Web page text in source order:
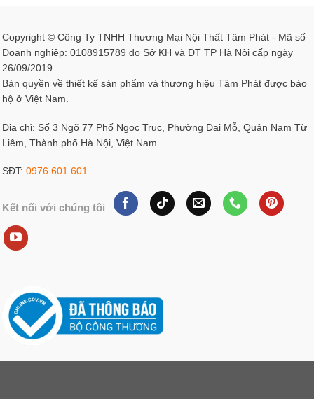
Copyright © Công Ty TNHH Thương Mại Nội Thất Tâm Phát - Mã số
Doanh nghiệp: 0108915789 do Sở KH và ĐT TP Hà Nội cấp ngày
26/09/2019
Bản quyền về thiết kế sản phẩm và thương hiệu Tâm Phát được bảo
hộ ở Việt Nam.
Địa chỉ: Số 3 Ngõ 77 Phố Ngọc Trục, Phường Đại Mỗ, Quận Nam Từ
Liêm, Thành phố Hà Nội, Việt Nam
SĐT: 0976.601.601
Kết nối với chúng tôi